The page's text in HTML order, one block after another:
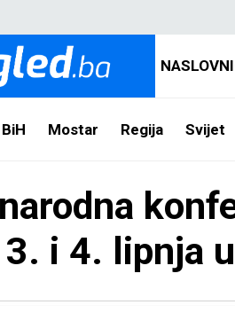
BiH Mostar Regija Svijet
3. i 4. lipnja